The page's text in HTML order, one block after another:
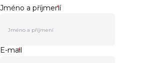
Jméno a příjmení
*
E-mail
*